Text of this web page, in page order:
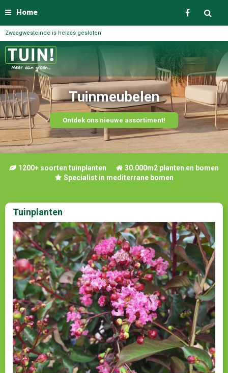
Home
Tuinmeubelen
Ontdek ons nieuwe assortiment!
De beste tuinplanten
vind je in onze winkel én webshop
1200+ soorten tuinplanten
30.000m2 planten en bomen
Specialist in mediterrane bomen
Zwaagwesteinde is helaas gesloten
Tuinplanten